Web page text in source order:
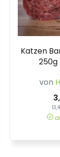
Katzen
250g
von